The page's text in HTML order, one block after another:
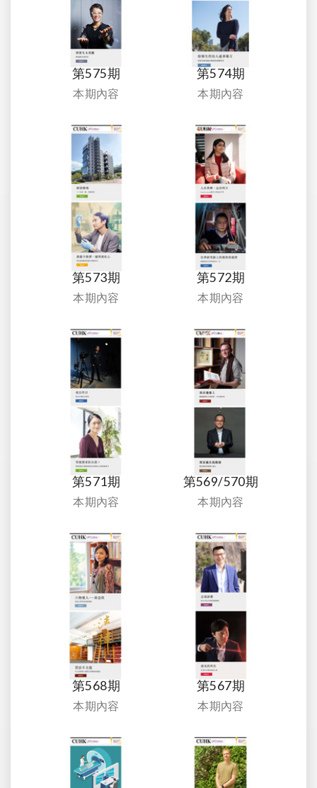
第575期
本期內容
第574期
本期內容
第573期
本期內容
第572期
本期內容
第571期
本期內容
第569/570期
本期內容
第568期
本期內容
第567期
本期內容